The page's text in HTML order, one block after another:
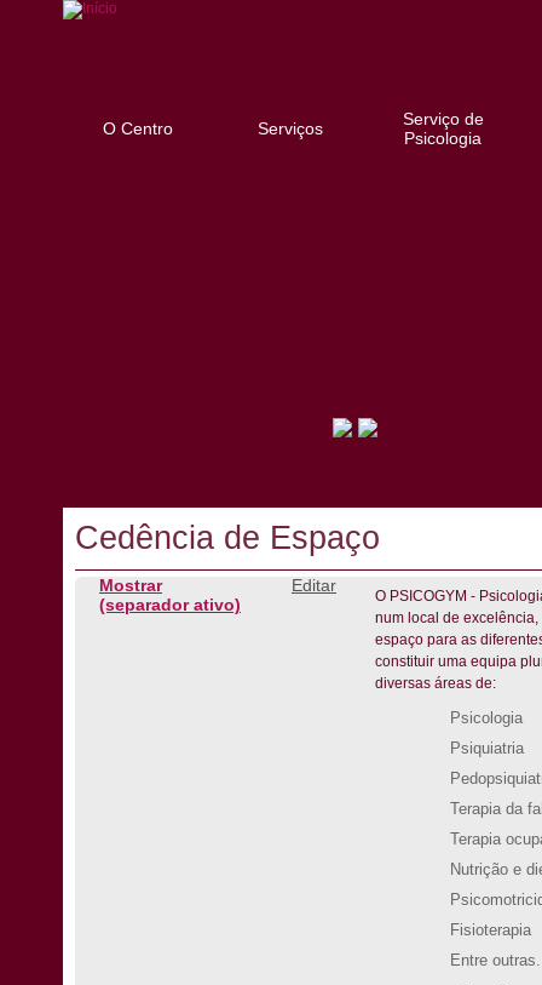
O Centro Serviços
Serviço de
Psicologia
Cedência de Espaço
Mostrar
(separador ativo)
Editar
O PSICOGYM -
num local de
espaço para as
constituir uma equipa
diversas áreas de:
Psicologia
Psiquiatria
Terapia da
Terapia
Nutrição e
Fisioterapia
Entre outras.